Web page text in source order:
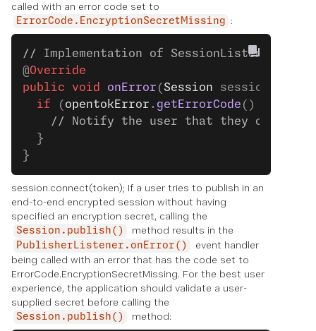
called with an error code set to
ErrorCode.EncryptionSecretMissing :
// Implementation of
@Override
public void onError ( Session session,
  if
( opentokError . getErrorCode ()
// Notify the user that they cannot
  }
}
session.connect(token); If a user tries to publish in an
end-to-end encrypted session without having
specified an encryption secret, calling the
Session.publish() method results in the
PublisherListener.onError()
event handler
being called with an error that has the code set to
ErrorCode.EncryptionSecretMissing. For the best user
experience, the application should validate a user-
supplied secret before calling the
Session.publish() method: